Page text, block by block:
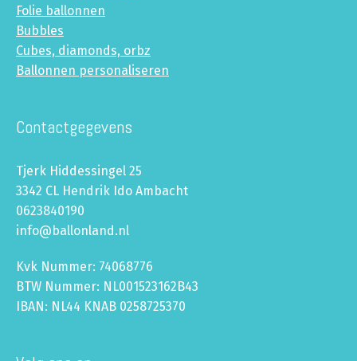
Folie ballonnen
Bubbles
Cubes, diamonds, orbz
Ballonnen personaliseren
Contactgegevens
Tjerk Hiddessingel 25
3342 CL Hendrik Ido Ambacht
0623840190
info@ballonland.nl
Kvk Nummer: 74068776
BTW Nummer: NL001523162B43
IBAN: NL44 KNAB 0258725370